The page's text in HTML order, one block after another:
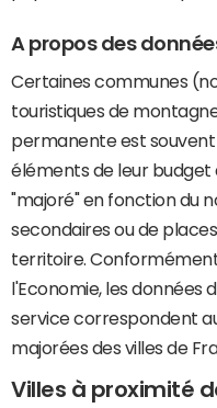
A propos des
Certaines communes
touristiques de
permanente est
éléments de leur
"majoré" en fonction du
secondaires ou de
territoire.
l'Economie, les données
service correspondent
majorées des villes de
Villes à proximité